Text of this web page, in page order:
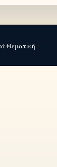
Θεματική